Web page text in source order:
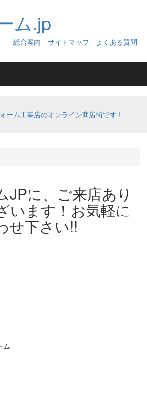
総合案内 サイトマップ
よくある質問
JPに、ご来店あり
います！お気軽に
せ下さい!!
ム